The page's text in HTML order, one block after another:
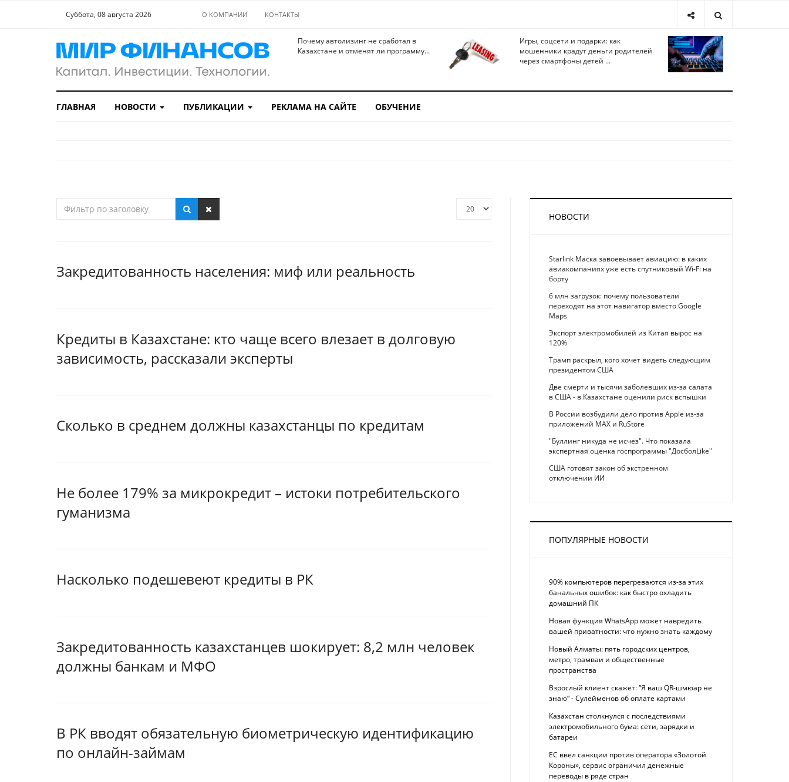
Суббота, 08 августа 2026 О КОМПАНИИ КОНТАКТЫ
Почему автолизинг не сработал в
Казахстане и отменят ли программу...
Игры, соцсети и подарки: как
мошенники крадут деньги родителей
через смартфоны детей ...
ГЛАВНАЯ НОВОСТИ ПУБЛИКАЦИИ РЕКЛАМА НА САЙТЕ ОБУЧЕНИЕ
Закредитованность населения: миф или реальность
Кредиты в Казахстане: кто чаще всего влезает в долговую
зависимость, рассказали эксперты
Сколько в среднем должны казахстанцы по кредитам
Не более 179% за микрокредит – истоки потребительского
гуманизма
Насколько подешевеют кредиты в РК
Закредитованность казахстанцев шокирует: 8,2 млн человек
должны банкам и МФО
В РК вводят обязательную биометрическую идентификацию
по онлайн-займам
НОВОСТИ
Starlink Маска завоевывает авиацию: в каких
авиакомпаниях уже есть спутниковый Wi-Fi на
борту
6 млн загрузок: почему пользователи
переходят на этот навигатор вместо Google
Maps
Экспорт электромобилей из Китая вырос на
120%
Трамп раскрыл, кого хочет видеть следующим
президентом США
Две смерти и тысячи заболевших из-за салата
в США - в Казахстане оценили риск вспышки
В России возбудили дело против Apple из-за
приложений MAX и RuStore
"Буллинг никуда не исчез". Что показала
экспертная оценка госпрограммы "ДосболLike"
США готовят закон об экстренном
отключении ИИ
ПОПУЛЯРНЫЕ НОВОСТИ
90% компьютеров перегреваются из-за этих
банальных ошибок: как быстро охладить
домашний ПК
Новая функция WhatsApp может навредить
вашей приватности: что нужно знать каждому
Новый Алматы: пять городских центров,
метро, трамваи и общественные
пространства
Взрослый клиент скажет: “Я ваш QR-шмюар не
знаю“ - Сулейменов об оплате картами
Казахстан столкнулся с последствиями
электромобильного бума: сети, зарядки и
батареи
ЕС ввел санкции против оператора «Золотой
Короны», сервис ограничил денежные
переводы в ряде стран